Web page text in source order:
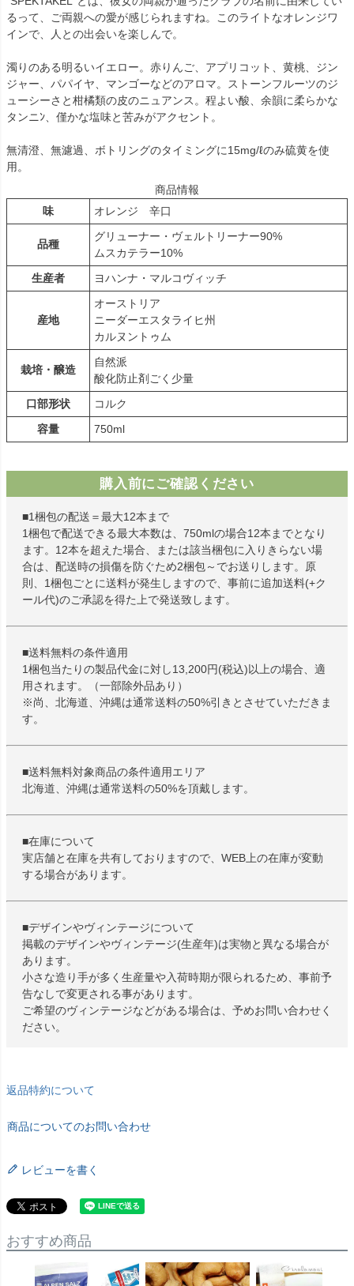
るって、ご両親への愛が感じられますね。このライトなオレンジワ
インで、人との出会いを楽しんで。
濁りのある明るいイエロー。赤りんご、アプリコット、黄桃、ジン
ジャー、パパイヤ、マンゴーなどのアロマ。ストーンフルーツのジ
ューシーさと柑橘類の皮のニュアンス。程よい酸、余韻に柔らかな
タンニﾝ、僅かな塩味と苦みがアクセント。
無清澄、無濾過、ボトリングのタイミングに15mg/ℓのみ硫黄を使
用。
商品情報
味
オレンジ 辛口
品種
グリューナー・ヴェルトリーナー90%
ムスカテラー10%
生産者
ヨハンナ・マルコヴィッチ
産地
オーストリア
ニーダーエスタライヒ州
カルヌントゥム
栽培・醸造
自然派
酸化防止剤ごく少量
口部形状
コルク
容量
750ml
購入前にご確認ください
■1梱包の配送＝最大12本まで
1梱包で配送できる最大本数は、750mlの場合12本までとなり
ます。12本を超えた場合、または該当梱包に入りきらない場
合は、配送時の損傷を防ぐため2梱包～でお送りします。原
則、1梱包ごとに送料が発生しますので、事前に追加送料(+ク
ール代)のご承認を得た上で発送致します。
■送料無料の条件適用
1梱包当たりの製品代金に対し13,200円(税込)以上の場合、適
用されます。（一部除外品あり）
※尚、北海道、沖縄は通常送料の50%引きとさせていただきま
す。
■送料無料対象商品の条件適用エリア
北海道、沖縄は通常送料の50%を頂戴します。
■在庫について
実店舗と在庫を共有しておりますので、WEB上の在庫が変動
する場合があります。
■デザインやヴィンテージについて
掲載のデザインやヴィンテージ(生産年)は実物と異なる場合が
あります。
小さな造り手が多く生産量や入荷時期が限られるため、事前予
告なしで変更される事があります。
ご希望のヴィンテージなどがある場合は、予めお問い合わせく
ださい。
返品特約について
商品についてのお問い合わせ
レビューを書く
おすすめ商品